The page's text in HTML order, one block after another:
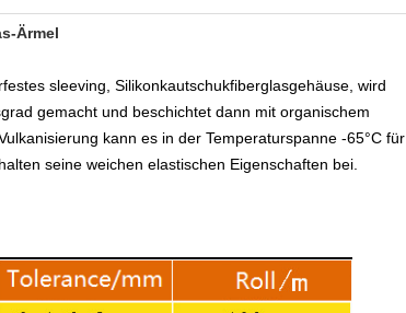
Ärmel
sleeving, Silikonkautschukfiberglasgehäuse, wird
gemacht und beschichtet dann mit organischem
kann es in der Temperaturspanne -65°C für
seine weichen elastischen Eigenschaften bei.